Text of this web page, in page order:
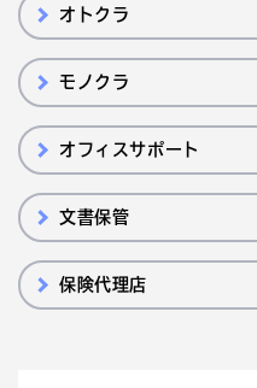
オトクラ
モノクラ
オフィスサポート
文書保管
保険代理店